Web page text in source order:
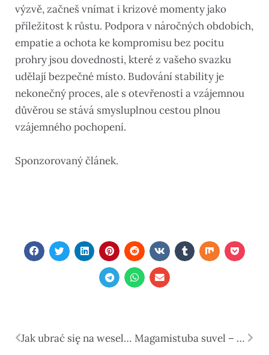
výzvě, začneš vnímat i krizové momenty jako
příležitost k růstu. Podpora v náročných obdobích,
empatie a ochota ke kompromisu bez pocitu
prohry jsou dovednosti, které z vašeho svazku
udělají bezpečné místo. Budování stability je
nekonečný proces, ale s otevřeností a vzájemnou
důvěrou se stává smysluplnou cestou plnou
vzájemného pochopení.
Sponzorovaný článek.
Jak ubrać się na wesele? Praktyczny poradnik dla gości Magamistuba suvel – kuidas see sisustada nii, et kuumadel öödel hästi magada saaks?